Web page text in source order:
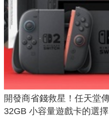
開發商省錢救星！任天堂
32GB 小容量遊戲卡的選擇